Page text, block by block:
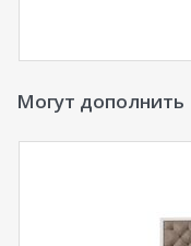
Могут дополнить